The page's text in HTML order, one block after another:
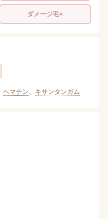
ダメージ毛×
ヘマチン キサンタンガム